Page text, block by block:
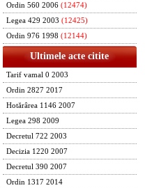
Ordin 560 2006 (12474)
Legea 429 2003 (12425)
Ordin 976 1998 (12144)
Ultimele acte citite
Tarif vamal 0 2003
Ordin 2827 2017
Hotărârea 1146 2007
Legea 298 2009
Decretul 722 2003
Decizia 1220 2007
Decretul 390 2007
Ordin 1317 2014